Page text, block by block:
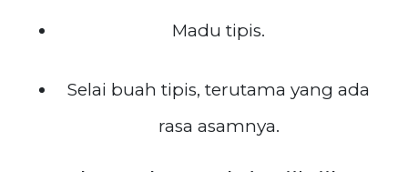
Madu tipis.
Selai buah tipis, terutama yang ada
rasa asamnya.